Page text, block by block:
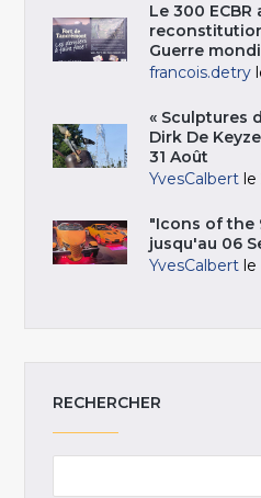
Le 300
Guerre
francois.detry
« Sculptures
Dirk De
31 Août
YvesCalbert
"Icons of the
jusqu'au 06
YvesCalbert
RECHERCHER